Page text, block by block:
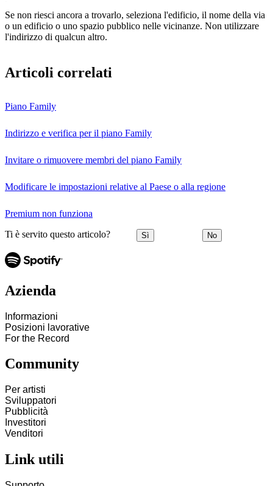
Se non riesci ancora a trovarlo, seleziona l'edificio, il nome della via
o un edificio o uno spazio pubblico nelle vicinanze. Non utilizzare
l'indirizzo di qualcun altro.
Articoli correlati
Piano Family
Indirizzo e verifica per il piano Family
Invitare o rimuovere membri del piano Family
Modificare le impostazioni relative al Paese o alla regione
Premium non funziona
Ti è servito questo articolo? Sì No
Azienda
Informazioni
Posizioni lavorative
For the Record
Community
Per artisti
Sviluppatori
Pubblicità
Investitori
Venditori
Link utili